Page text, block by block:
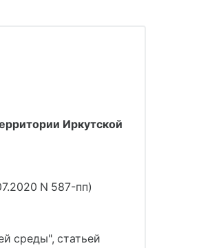
Иркутской
N 587-пп)
среды", статьей